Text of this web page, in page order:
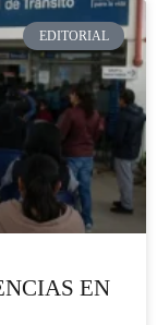
EDITORIAL
EN